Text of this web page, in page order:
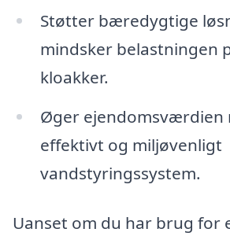
Støtter bæredygtige
mindsker belastningen
kloakker.
Øger ejendomsværdien
effektivt og miljøvenligt
vandstyringssystem.
Uanset om du har brug for